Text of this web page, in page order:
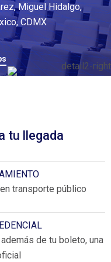
Miguel Hidalgo,
CDMX
tu llegada
transporte público
de tu boleto, una